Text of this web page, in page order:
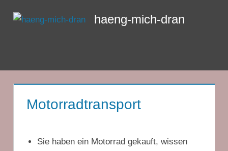
Inhalt
haeng-mich-dran
Motorradtransport
Sie haben ein Motorrad gekauft, wissen